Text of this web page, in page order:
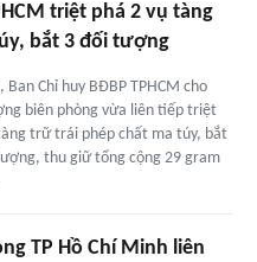
triệt phá 2 vụ tàng
bắt 3 đối tượng
Ban Chỉ huy BĐBP TPHCM cho
biên phòng vừa liên tiếp triệt
trữ trái phép chất ma túy, bắt
thu giữ tổng cộng 29 gram
TP Hồ Chí Minh liên